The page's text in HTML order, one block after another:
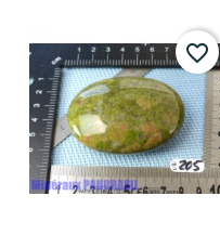
favorite_border